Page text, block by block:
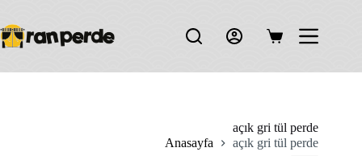
content
Shopping
açık gri tül perde
Anasayfa
açık gri tül perde